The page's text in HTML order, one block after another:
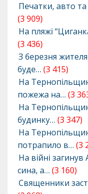
Печатки, авто та
(3 909)
На пляжі
(3 436)
З березня
буде… (3 415)
На
пожежа на… (3
На
будинку… (3 347)
На
потрапило в… (3
На війні
сина, а… (3 160)
Священники